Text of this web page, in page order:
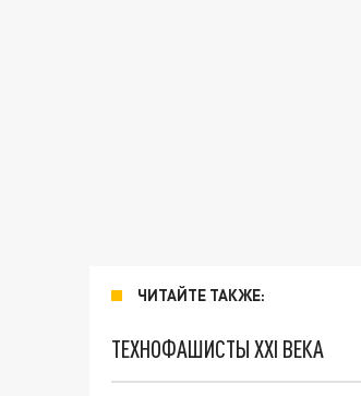
ЧИТАЙТЕ ТАКЖЕ:
ТЕХНОФАШИСТЫ XXI ВЕКА